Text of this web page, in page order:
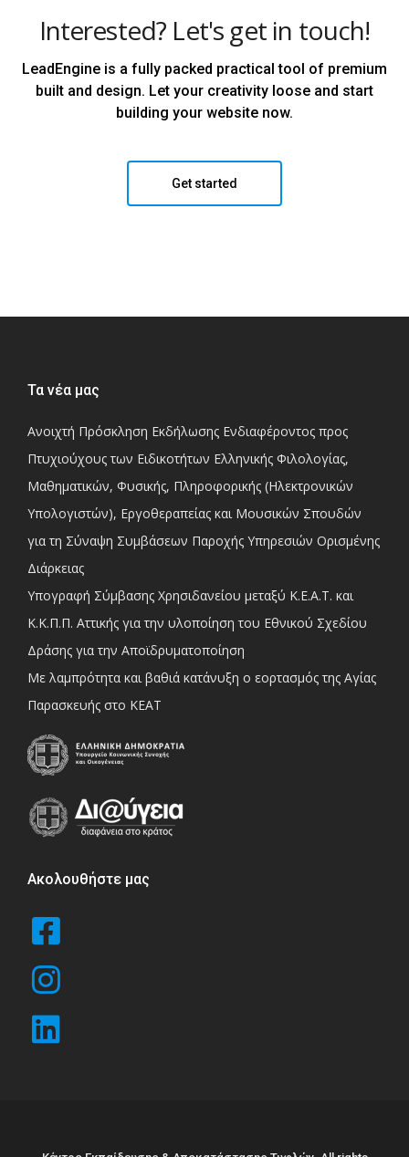
Interested? Let's get in touch!
LeadEngine is a fully packed practical tool of premium
built and design. Let your creativity loose and start
building your website now.
Get started
Τα νέα μας
Ανοιχτή Πρόσκληση Εκδήλωσης Ενδιαφέροντος προς
Πτυχιούχους των Ειδικοτήτων Ελληνικής Φιλολογίας,
Μαθηματικών, Φυσικής, Πληροφορικής (Ηλεκτρονικών
Υπολογιστών), Εργοθεραπείας και Μουσικών Σπουδών
για τη Σύναψη Συμβάσεων Παροχής Υπηρεσιών Ορισμένης
Διάρκειας
Υπογραφή Σύμβασης Χρησιδανείου μεταξύ Κ.Ε.Α.Τ. και
Κ.Κ.Π.Π. Αττικής για την υλοποίηση του Εθνικού Σχεδίου
Δράσης για την Αποϊδρυματοποίηση
Με λαμπρότητα και βαθιά κατάνυξη ο εορτασμός της Αγίας
Παρασκευής στο ΚΕΑΤ
Ακολουθήστε μας